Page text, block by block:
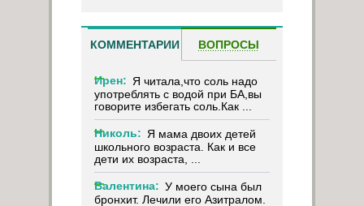
КОММЕНТАРИИ ВОПРОСЫ
Ирен: Я читала,что соль надо
употреблять с водой при БА,вы
говорите избегать соль.Как ...
Николь: Я мама двоих детей
школьного возраста. Как и все
дети их возраста, ...
Валентина: У моего сына был
бронхит. Лечили его Азитралом.